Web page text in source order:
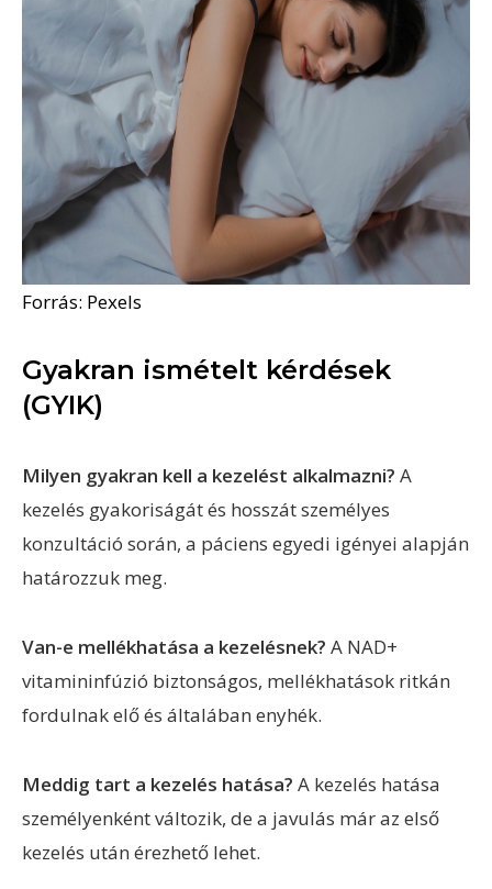
Forrás: Pexels
Gyakran ismételt kérdések
(GYIK)
Milyen gyakran kell a kezelést alkalmazni? A
kezelés gyakoriságát és hosszát személyes
konzultáció során, a páciens egyedi igényei alapján
határozzuk meg.
Van-e mellékhatása a kezelésnek? A NAD+
vitamininfúzió biztonságos, mellékhatások ritkán
fordulnak elő és általában enyhék.
Meddig tart a kezelés hatása? A kezelés hatása
személyenként változik, de a javulás már az első
kezelés után érezhető lehet.